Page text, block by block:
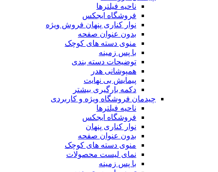
ناحیه فیلترها
فروشگاه ایجکس
نوار کناری پنهان فروش ویژه
بدون عنوان صفحه
منوی دسته های کوچک
با پس زمینه
توضیحات دسته بندی
همپوشانی هدر
پیمایش بی نهایت
دکمه بارگیری بیشتر
چیدمان فروشگاه ویژه و کاربردی
ناحیه فیلترها
فروشگاه ایجکس
نوار کناری پنهان
بدون عنوان صفحه
منوی دسته های کوچک
نمای لیست محصولات
با پس زمینه